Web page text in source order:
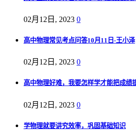
02月12日, 2023 0
高中物理常见考点问答10月11日-王小泽
02月12日, 2023 0
高中物理好难，我要怎样学才能把成绩
02月12日, 2023 0
学物理就要讲究效率，巩固基础知识